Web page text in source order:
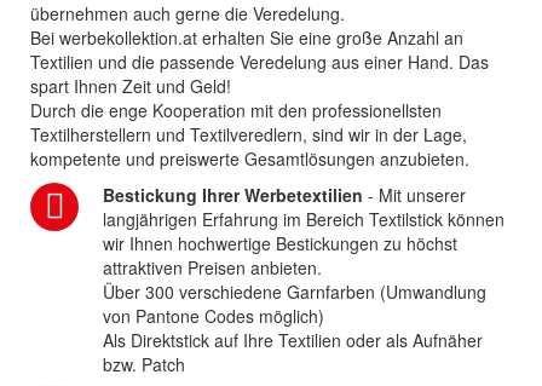
übernehmen auch gerne die Veredelung.
Bei werbekollektion.at erhalten Sie eine große Anzahl an
Textilien und die passende Veredelung aus einer Hand. Das
spart Ihnen Zeit und Geld!
Durch die enge Kooperation mit den professionellsten
Textilherstellern und Textilveredlern, sind wir in der Lage,
kompetente und preiswerte Gesamtlösungen anzubieten.
Bestickung Ihrer Werbetextilien - Mit unserer
langjährigen Erfahrung im Bereich Textilstick können
wir Ihnen hochwertige Bestickungen zu höchst
attraktiven Preisen anbieten.
Über 300 verschiedene Garnfarben (Umwandlung
von Pantone Codes möglich)
Als Direktstick auf Ihre Textilien oder als Aufnäher
bzw. Patch